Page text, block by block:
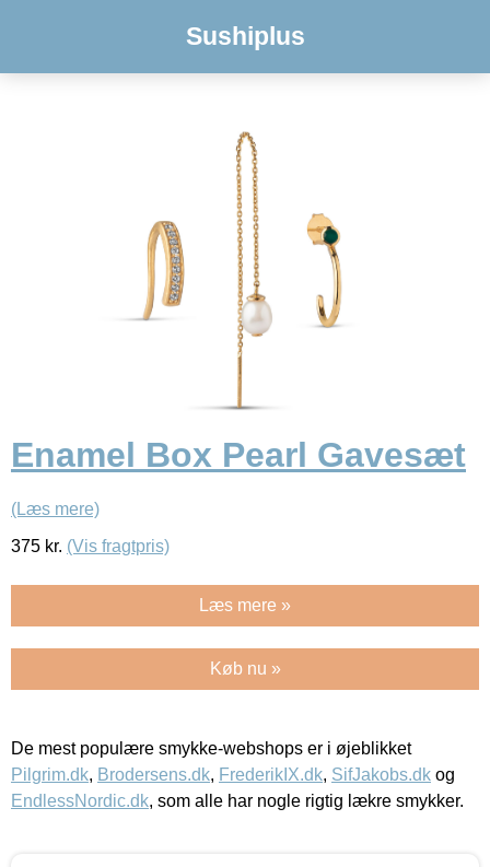
Sushiplus
Enamel Box Pearl Gavesæt
(Læs mere)
375 kr. (Vis fragtpris)
Læs mere »
Køb nu »
De mest populære smykke-webshops er i øjeblikket
Pilgrim.dk, Brodersens.dk, FrederikIX.dk, SifJakobs.dk og
EndlessNordic.dk, som alle har nogle rigtig lækre smykker.